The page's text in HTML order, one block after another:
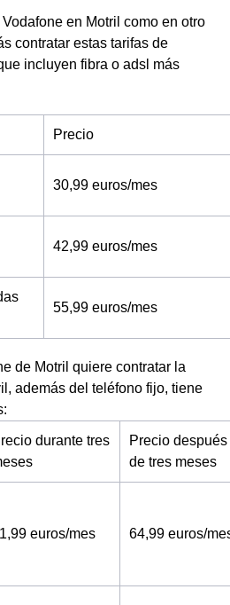
en Motril como en otro
contratar estas tarifas de
incluyen fibra o adsl más
Precio
30,99 euros/mes
42,99 euros/mes
55,99 euros/mes
de Motril quiere contratar la
además del teléfono fijo, tiene
durante tres
Precio después
de tres meses
euros/mes 64,99 euros/